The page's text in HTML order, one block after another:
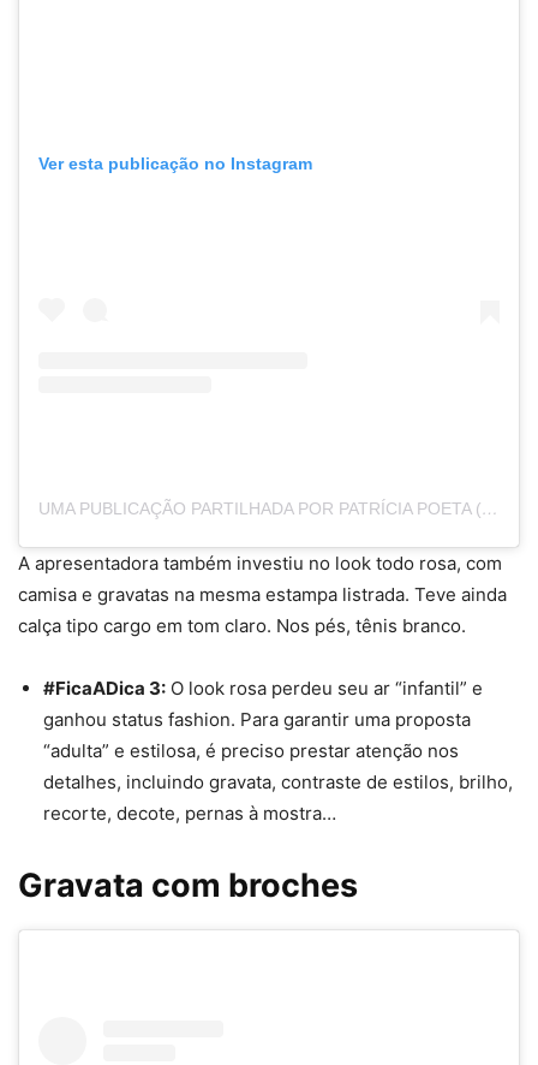
Ver esta publicação no Instagram
UMA PUBLICAÇÃO PARTILHADA POR PATRÍCIA POETA (@PATRICIAPOETA)
A apresentadora também investiu no look todo rosa, com
camisa e gravatas na mesma estampa listrada. Teve ainda
calça tipo cargo em tom claro. Nos pés, tênis branco.
#FicaADica 3: O look rosa perdeu seu ar “infantil” e
ganhou status fashion. Para garantir uma proposta
“adulta” e estilosa, é preciso prestar atenção nos
detalhes, incluindo gravata, contraste de estilos, brilho,
recorte, decote, pernas à mostra…
Gravata com broches